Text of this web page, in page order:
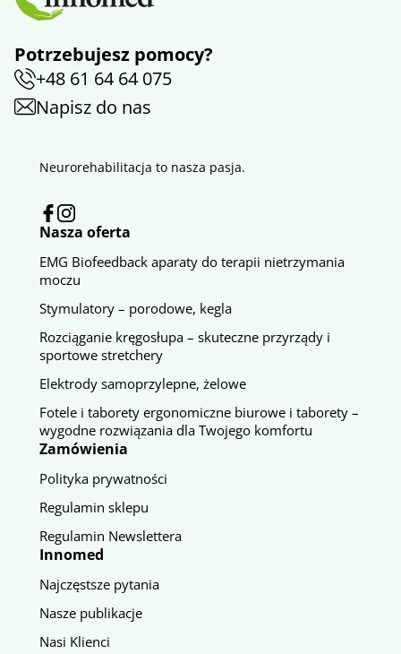
Potrzebujesz pomocy?
+48 61 64 64 075
Napisz do nas
Neurorehabilitacja to nasza pasja.
Nasza oferta
EMG Biofeedback aparaty do terapii nietrzymania
moczu
Stymulatory – porodowe, kegla
Rozciąganie kręgosłupa – skuteczne przyrządy i
sportowe stretchery
Elektrody samoprzylepne, żelowe
Fotele i taborety ergonomiczne biurowe i taborety –
wygodne rozwiązania dla Twojego komfortu
Zamówienia
Polityka prywatności
Regulamin sklepu
Regulamin Newslettera
Innomed
Najczęstsze pytania
Nasze publikacje
Nasi Klienci